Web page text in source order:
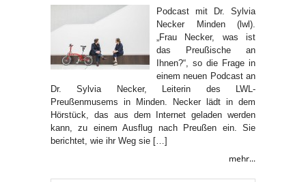
Podcast mit Dr. Sylvia
Necker Minden (lwl).
„Frau Necker, was ist
das Preußische an
Ihnen?“, so die Frage in
einem neuen Podcast an
Dr. Sylvia Necker, Leiterin des LWL-
Preußenmusems in Minden. Necker lädt in dem
Hörstück, das aus dem Internet geladen werden
kann, zu einem Ausflug nach Preußen ein. Sie
berichtet, wie ihr Weg sie […]
mehr...